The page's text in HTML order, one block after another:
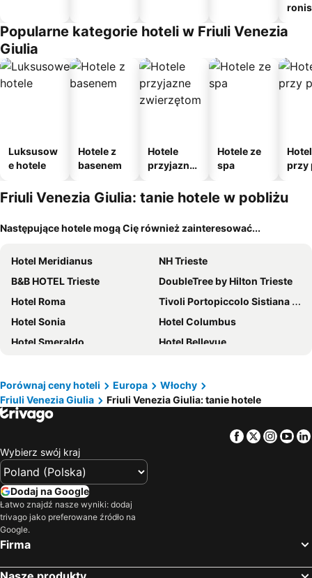
Popularne kategorie hoteli w Friuli Venezia
Giulia
Luksusow
e hotele
Hotele z
basenem
Hotele
przyjazne
m
Hotele ze
spa
przy
Friuli Venezia Giulia: tanie hotele w pobliżu
Następujące hotele mogą Cię również zainteresować...
Hotel Meridianus
NH Trieste
B&B HOTEL Trieste
DoubleTree by Hilton Trieste
Hotel Roma
Tivoli Portopiccolo Sistiana Wellness Resort & Spa
Hotel Sonia
Hotel Columbus
Hotel Smeraldo
Hotel Bellevue
B&B HOTEL Udine
Hotel Pasha
Ca' Laguna
Hotel Istria
Hotel Brioni
Hotel Bellavista
Hotel Mimosa
Hotel Centrale
Best Western Hotel Continental
Albergo Diffuso Comeglians
Hotel Martini
Hotel Olympia
Hotel Lampara
Porównaj ceny hoteli Europa
Włochy
Friuli Venezia Giulia
Friuli Venezia Giulia: tanie hotele
Facebook
Twitter
Wybierz swój kraj
Dodaj na Google
Łatwo znajdź nasze wyniki: dodaj
trivago jako preferowane źródło na
Google.
Firma